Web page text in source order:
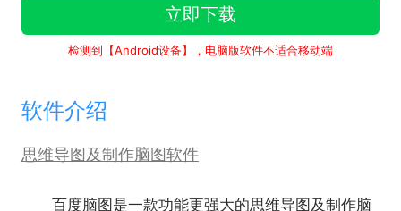
立即下载
检测到【Android设备】，电脑版软件不适合移动端
软件介绍
思维导图及制作脑图软件
百度脑图是一款功能更强大的思维导图及制作脑